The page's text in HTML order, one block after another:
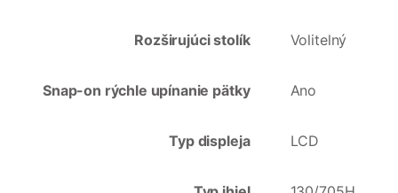
Rozširujúci stolík Volitelný
Snap-on rýchle upínanie pätky Ano
Typ displeja LCD